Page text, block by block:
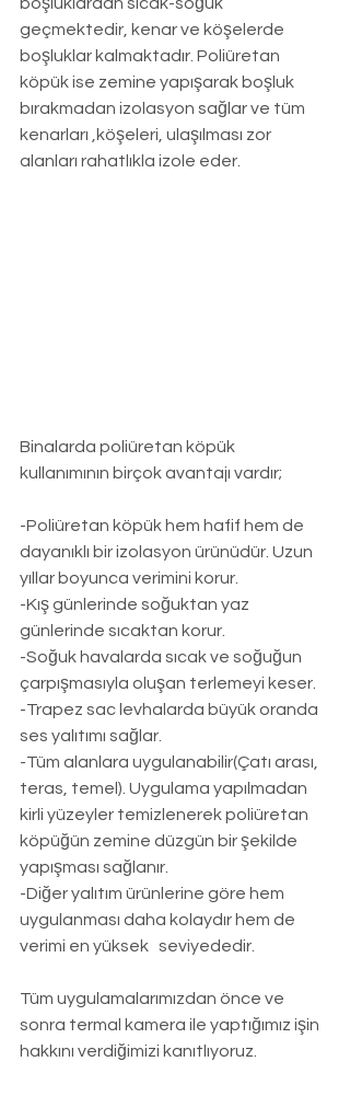
geçmektedir, kenar ve köşelerde
boşluklar kalmaktadır. Poliüretan
köpük ise zemine yapışarak boşluk
bırakmadan izolasyon sağlar ve tüm
kenarları ,köşeleri, ulaşılması zor
alanları rahatlıkla izole eder.
Binalarda poliüretan köpük
kullanımının birçok avantajı vardır;
-Poliüretan köpük hem hafif hem de
dayanıklı bir izolasyon ürünüdür. Uzun
yıllar boyunca verimini korur.
-Kış günlerinde soğuktan yaz
günlerinde sıcaktan korur.
-Soğuk havalarda sıcak ve soğuğun
çarpışmasıyla oluşan terlemeyi keser.
-Trapez sac levhalarda büyük oranda
ses yalıtımı sağlar.
-Tüm alanlara uygulanabilir(Çatı arası,
teras, temel). Uygulama yapılmadan
kirli yüzeyler temizlenerek poliüretan
köpüğün zemine düzgün bir şekilde
yapışması sağlanır.
-Diğer yalıtım ürünlerine göre hem
uygulanması daha kolaydır hem de
verimi en yüksek   seviyededir.
Tüm uygulamalarımızdan önce ve
sonra termal kamera ile yaptığımız işin
hakkını verdiğimizi kanıtlıyoruz.